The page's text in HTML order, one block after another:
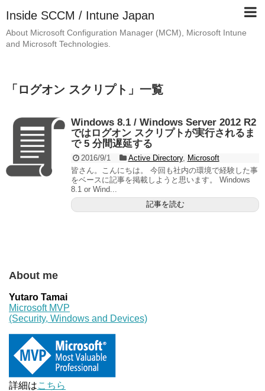
Inside SCCM / Intune Japan
About Microsoft Configuration Manager (MCM), Microsoft Intune
and Microsoft Technologies.
「 ログオン スクリプト 」 一覧
Windows 8.1 / Windows Server 2012 R2
ではログオン スクリプトが実行されるま
で 5 分間遅延する
2016/9/1 Active Directory, Microsoft
皆さん。こんにちは。 今回も社内の環境で経験した事
をベースに記事を掲載しようと思います。 Windows
8.1 or Wind...
記事を読む
About me
Yutaro Tamai
Microsoft MVP
(Security, Windows and Devices)
詳細はこちら